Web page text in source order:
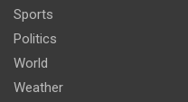
Sports
Politics
World
Weather